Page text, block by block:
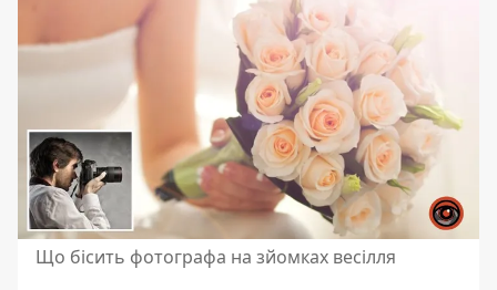
Що бісить фотографа на зйомках весілля